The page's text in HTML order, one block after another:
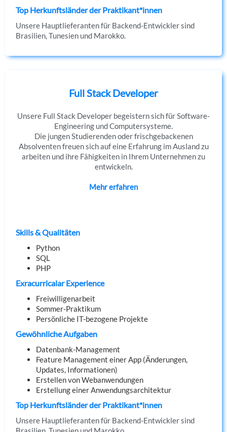
Top Herkunftsländer der Praktikant*innen
Unsere Hauptlieferanten für Backend-Entwickler sind
Brasilien, Tunesien und Marokko.
Full Stack Developer
Unsere Full Stack Developer begeistern sich für Software-
Engineering und Computersysteme.
Die jungen Studierenden oder frischgebackenen
Absolventen freuen sich auf eine Erfahrung im Ausland zu
arbeiten und ihre Fähigkeiten in Ihrem Unternehmen zu
entwickeln.
Mehr erfahren
Skills & Qualitäten
Python
SQL
PHP
Exracurricalar Experience
Freiwilligenarbeit
Sommer-Praktikum
Persönliche IT-bezogene Projekte
Gewöhnliche Aufgaben
Datenbank-Management
Feature Management einer App (Änderungen,
Updates, Informationen)
Erstellen von Webanwendungen
Erstellung einer Anwendungsarchitektur
Top Herkunftsländer der Praktikant*innen
Unsere Hauptlieferanten für Backend-Entwickler sind